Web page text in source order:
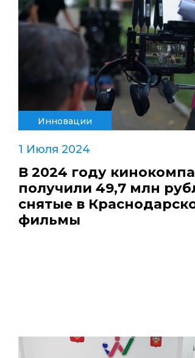
Инновации
1 Июля 2024
В 2024 году
получили 49,7 млн
снятые в
фильмы